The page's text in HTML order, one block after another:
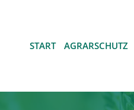
START AGRARSCHUTZ